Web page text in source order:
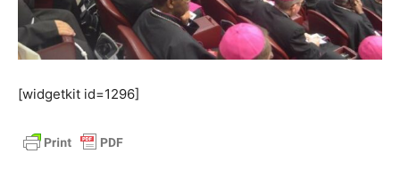
[widgetkit id=1296]